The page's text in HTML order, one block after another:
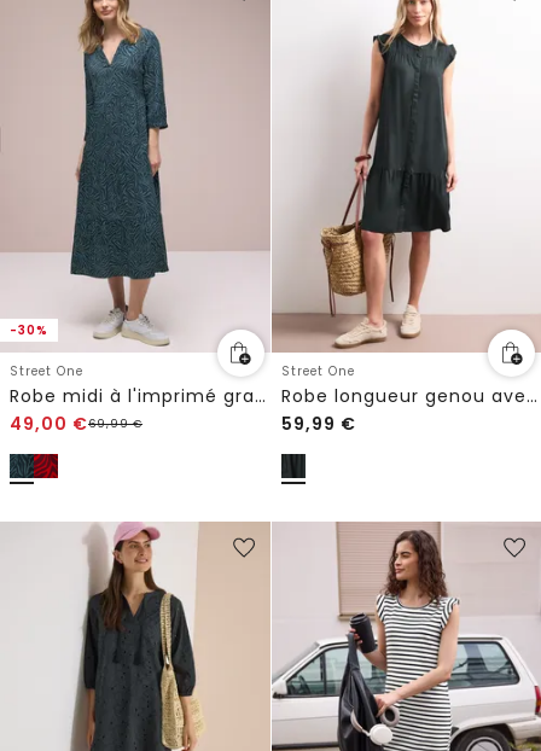
-30%
Street One
Robe midi à l'imprimé graphique
49,00 €69,99€
Street One
Robe longueur genou avec boutonnage
59,99 €